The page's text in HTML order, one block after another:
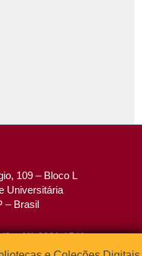
109 – Bloco L
Universitária
– Brasil
3091-1541
1567